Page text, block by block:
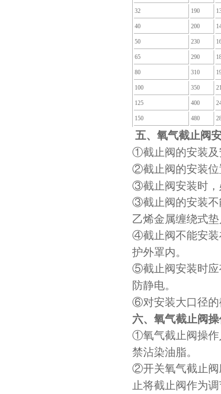
32 190
40 200
50 230
65 290
80 310
100 350
125 400
150 480
五、氧气截止阀
①截止阀的安装及
②截止阀的安装位
③截止阀安装时，
③截止阀的安装不
乙烯金属缠绕式
④截止阀不能安装
护外罩内。
⑤截止阀安装时应
防静电。
⑥对安装大口径的
六、氧气截止阀
①氧气截止阀操作
禁沾染油脂。
②开关氧气截止阀
止将截止阀作为